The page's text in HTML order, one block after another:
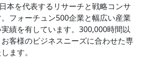
本を代表するリサーチと戦略コンサ
フォーチュン500企業と幅広い産業
績を有しています。300,000時間以
客様のビジネスニーズに合わせた専
ます。